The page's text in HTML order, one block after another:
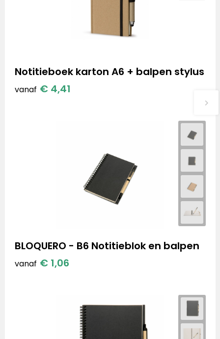
Notitieboek karton A6 + balpen stylus
vanaf € 4,41
BLOQUERO - B6 Notitieblok en balpen
vanaf € 1,06